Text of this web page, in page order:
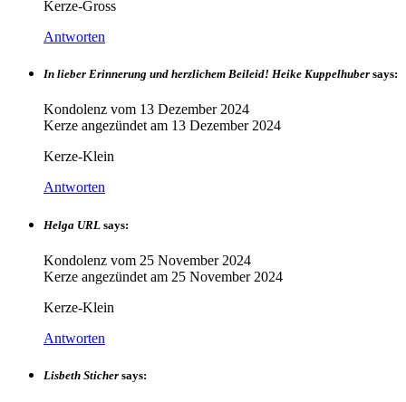
Kerze-Gross
Antworten
In lieber Erinnerung und herzlichem Beileid! Heike Kuppelhuber says:
Kondolenz vom 13 Dezember 2024
Kerze angezündet am 13 Dezember 2024
Kerze-Klein
Antworten
Helga URL says:
Kondolenz vom 25 November 2024
Kerze angezündet am 25 November 2024
Kerze-Klein
Antworten
Lisbeth Sticher says: